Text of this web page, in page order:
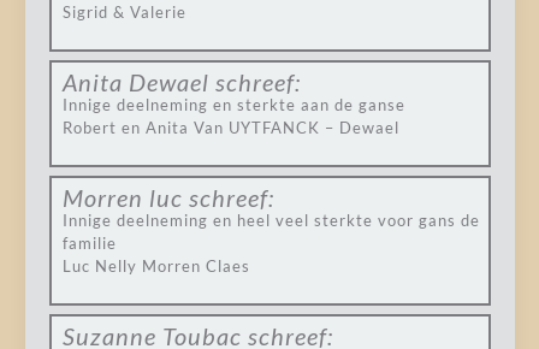
Sigrid & Valerie
Anita Dewael schreef:
Innige deelneming en sterkte aan de ganse
Robert en Anita Van UYTFANCK – Dewael
Morren luc schreef:
Innige deelneming en heel veel sterkte voor gans de
familie
Luc Nelly Morren Claes
Suzanne Toubac schreef: